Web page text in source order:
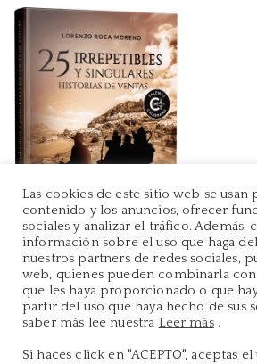
Las cookies de este sitio web se usan
contenido y los anuncios, ofrecer
sociales y analizar el tráfico. Además,
información sobre el uso que haga
nuestros partners de redes sociales,
web, quienes pueden combinarla
que les haya proporcionado o que
partir del uso que haya hecho de sus
saber más lee nuestra Leer más.
Si haces click en "ACEPTO", aceptas